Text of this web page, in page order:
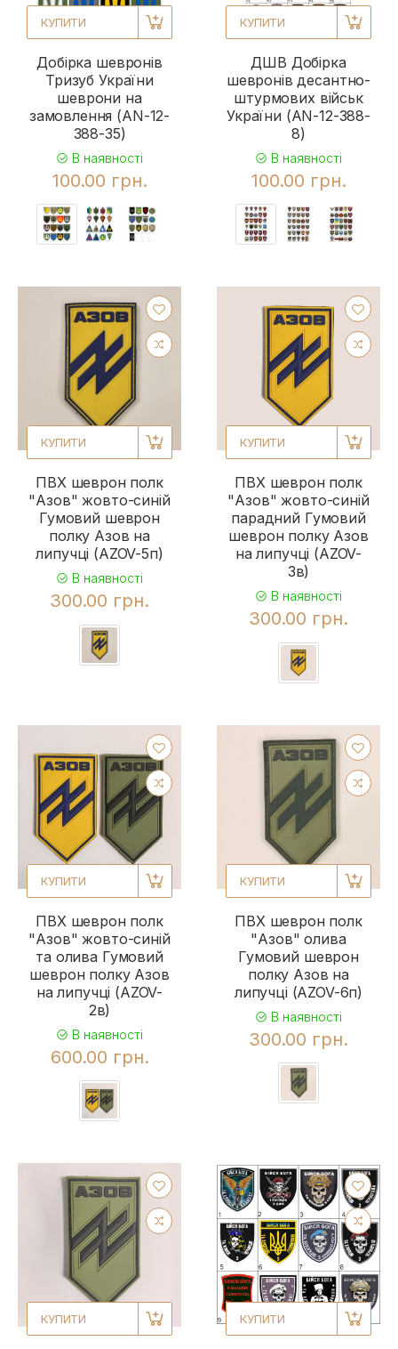
КУПИТИ
Добірка шевронів
Тризуб України
шеврони на
замовлення (AN-12-
388-35)
В наявності
100.00 грн.
КУПИТИ
ДШВ Добірка
шевронів десантно-
штурмових військ
України (AN-12-388-
8)
В наявності
100.00 грн.
КУПИТИ
ПВХ шеврон полк
"Азов" жовто-синій
Гумовий шеврон
полку Азов на
липучці (AZOV-5п)
В наявності
300.00 грн.
КУПИТИ
ПВХ шеврон полк
"Азов" жовто-синій
парадний Гумовий
шеврон полку Азов
на липучці (AZOV-
3в)
В наявності
300.00 грн.
КУПИТИ
ПВХ шеврон полк
"Азов" жовто-синій
та олива Гумовий
шеврон полку Азов
на липучці (AZOV-
2в)
В наявності
600.00 грн.
КУПИТИ
ПВХ шеврон полк
"Азов" олива
Гумовий шеврон
полку Азов на
липучці (AZOV-6п)
В наявності
300.00 грн.
КУПИТИ КУПИТИ